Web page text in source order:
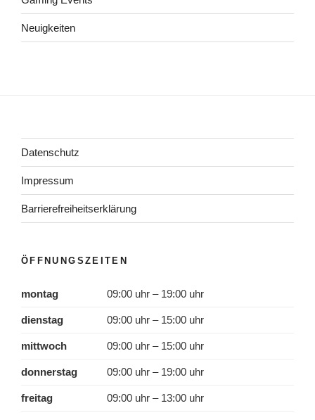
Neuigkeiten
Datenschutz
Impressum
Barrierefreiheitserklärung
ÖFFNUNGSZEITEN
montag 09:00 uhr – 19:00 uhr
dienstag 09:00 uhr – 15:00 uhr
mittwoch 09:00 uhr – 15:00 uhr
donnerstag 09:00 uhr – 19:00 uhr
freitag 09:00 uhr – 13:00 uhr